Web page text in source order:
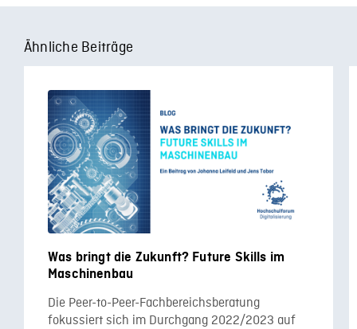
Ähnliche Beiträge
Was bringt die Zukunft? Future Skills im
Maschinenbau
Die Peer-to-Peer-Fachbereichsberatung
fokussiert sich im Durchgang 2022/2023 auf